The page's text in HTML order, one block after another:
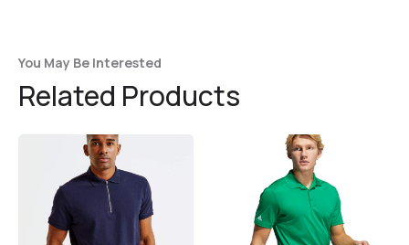
You May Be Interested
Related Products